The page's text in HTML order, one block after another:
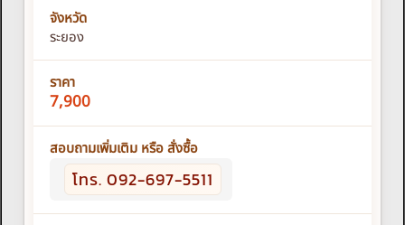
จังหวัด
ระยอง
ราคา
7,900
สอบถามเพิ่มเติม หรือ สั่งซื้อ
โทร. 092-697-5511